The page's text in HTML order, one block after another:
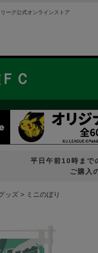
ーグ公式オンラインストア
Ｃ
平日午前10時まで
ご購入
ッズ ミニのぼり